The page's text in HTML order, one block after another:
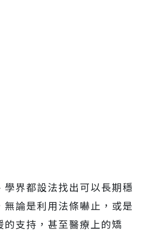
學界都設法找出可以長期穩
無論是利用法條嚇止，或是
的支持，甚至醫療上的矯